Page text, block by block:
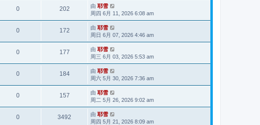
0 202 由 耶雪
周四 6月 11, 2026 6:08 am
0 172 由 耶雪
周日 6月 07, 2026 4:46 am
0 177 由 耶雪
周三 6月 03, 2026 5:53 am
0 184 由 耶雪
周六 5月 30, 2026 7:36 am
0 157 由 耶雪
周二 5月 26, 2026 9:02 am
0 3492 由 耶雪
周四 5月 21, 2026 8:09 am